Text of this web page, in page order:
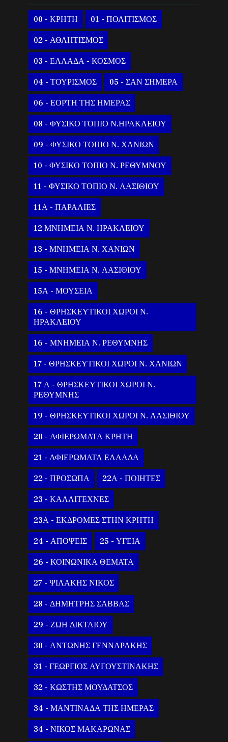
00 - ΚΡΗΤΗ 01 - ΠΟΛΙΤΙΣΜΟΣ
02 - ΑΘΛΗΤΙΣΜΟΣ
03 - ΕΛΛΑΔΑ - ΚΟΣΜΟΣ
04 - ΤΟΥΡΙΣΜΟΣ 05 - ΣΑΝ ΣΗΜΕΡΑ
06 - ΕΟΡΤΗ ΤΗΣ ΗΜΕΡΑΣ
08 - ΦΥΣΙΚΟ ΤΟΠΙΟ Ν.ΗΡΑΚΛΕΙΟΥ
09 - ΦΥΣΙΚΟ ΤΟΠΙΟ Ν. ΧΑΝΙΩΝ
10 - ΦΥΣΙΚΟ ΤΟΠΙΟ Ν. ΡΕΘΥΜΝΟΥ
11 - ΦΥΣΙΚΟ ΤΟΠΙΟ Ν. ΛΑΣΙΘΙΟΥ
11Α - ΠΑΡΑΛΙΕΣ
12 ΜΝΗΜΕΙΑ Ν. ΗΡΑΚΛΕΙΟΥ
13 - ΜΝΗΜΕΙΑ Ν. ΧΑΝΙΩΝ
15 - ΜΝΗΜΕΙΑ Ν. ΛΑΣΙΘΙΟΥ
15Α - ΜΟΥΣΕΙΑ
16 - ΘΡΗΣΚΕΥΤΙΚΟΙ ΧΩΡΟΙ Ν.
ΗΡΑΚΛΕΙΟΥ
16 - ΜΝΗΜΕΙΑ Ν. ΡΕΘΥΜΝΗΣ
17 - ΘΡΗΣΚΕΥΤΙΚΟΙ ΧΩΡΟΙ Ν. ΧΑΝΙΩΝ
17 Α - ΘΡΗΣΚΕΥΤΙΚΟΙ ΧΩΡΟΙ Ν.
ΡΕΘΥΜΝΗΣ
19 - ΘΡΗΣΚΕΥΤΙΚΟΙ ΧΩΡΟΙ Ν. ΛΑΣΙΘΙΟΥ
20 - ΑΦΙΕΡΩΜΑΤΑ ΚΡΗΤΗ
21 - ΑΦΙΕΡΩΜΑΤΑ ΕΛΛΑΔΑ
22 - ΠΡΟΣΩΠΑ 22Α - ΠΟΙΗΤΕΣ
23 - ΚΑΛΛΙΤΕΧΝΕΣ
23Α - ΕΚΔΡΟΜΕΣ ΣΤΗΝ ΚΡΗΤΗ
24 - ΑΠΟΨΕΙΣ 25 - ΥΓΕΙΑ
26 - ΚΟΙΝΩΝΙΚΑ ΘΕΜΑΤΑ
27 - ΨΙΛΑΚΗΣ ΝΙΚΟΣ
28 - ΔΗΜΗΤΡΗΣ ΣΑΒΒΑΣ
29 - ΖΩΗ ΔΙΚΤΑΙΟΥ
30 - ΑΝΤΩΝΗΣ ΓΕΝΝΑΡΑΚΗΣ
31 - ΓΕΩΡΓΙΟΣ ΑΥΓΟΥΣΤΙΝΑΚΗΣ
32 - ΚΩΣΤΗΣ ΜΟΥΔΑΤΣΟΣ
34 - ΜΑΝΤΙΝΑΔΑ ΤΗΣ ΗΜΕΡΑΣ
34 - ΝΙΚΟΣ ΜΑΚΑΡΩΝΑΣ